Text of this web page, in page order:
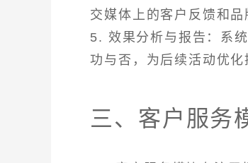
交媒体上的客户反馈和品
5. 效果分析与报告：系
功与否，为后续活动优化
三、客户服务